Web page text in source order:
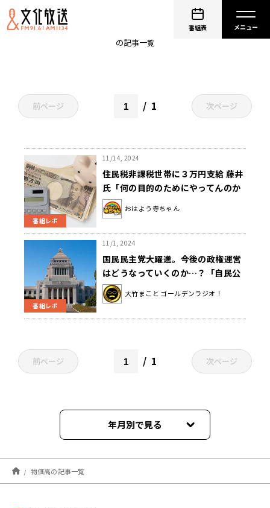
番組表
の記事一覧
前ページ 1 次ページ
番組レポ
11/14, 2024
住民税非課税世帯に３万円支給 藤井
氏「何の目的のためにやってんのか
っていうことですよね」
おはよう寺ちゃん
番組レポ
11/1, 2024
国民民主党大躍進。今後の政権運営
はどうなっていくのか…？「自民公
明連立に国民がいろんな形で加わり
ながら、今後の政権が動いていく」
大竹まこと ゴールデンラジオ！
前ページ 1 次ページ
年月別で見る
2026年05月
2026年03月
物価高の記事一覧